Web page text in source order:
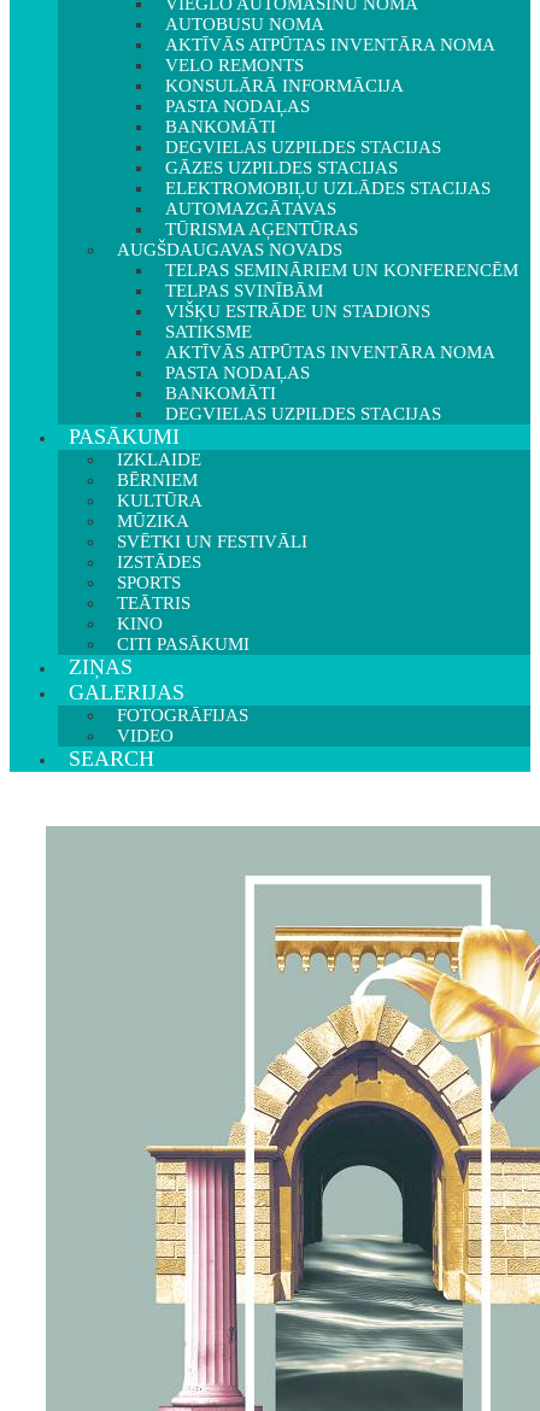
AUTOBUSU NOMA
AKTĪVĀS ATPŪTAS INVENTĀRA NOMA
VELO REMONTS
KONSULĀRĀ INFORMĀCIJA
PASTA NODAĻAS
BANKOMĀTI
DEGVIELAS UZPILDES STACIJAS
GĀZES UZPILDES STACIJAS
ELEKTROMOBIĻU UZLĀDES STACIJAS
AUTOMAZGĀTAVAS
TŪRISMA AĢENTŪRAS
AUGŠDAUGAVAS NOVADS
TELPAS SEMINĀRIEM UN KONFERENCĒM
TELPAS SVINĪBĀM
VIŠĶU ESTRĀDE UN STADIONS
SATIKSME
AKTĪVĀS ATPŪTAS INVENTĀRA NOMA
PASTA NODAĻAS
BANKOMĀTI
DEGVIELAS UZPILDES STACIJAS
PASĀKUMI
IZKLAIDE
BĒRNIEM
KULTŪRA
MŪZIKA
SVĒTKI UN FESTIVĀLI
IZSTĀDES
SPORTS
TEĀTRIS
KINO
CITI PASĀKUMI
ZIŅAS
GALERIJAS
FOTOGRĀFIJAS
VIDEO
SEARCH